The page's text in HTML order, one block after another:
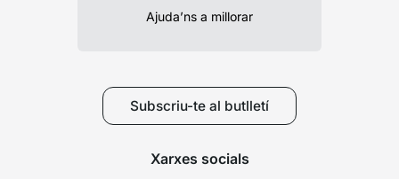
Ajuda’ns a millorar
Subscriu-te al butlletí
Xarxes socials